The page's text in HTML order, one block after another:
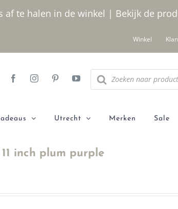
te halen in de winkel | Bekijk de
Winkel
Producten
zoeken
Utrecht Merken Sale
inch plum purple